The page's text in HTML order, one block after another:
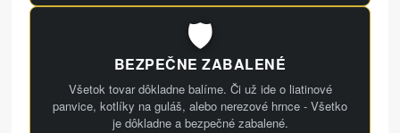
🛡️
BEZPEČNE ZABALENÉ
Všetok tovar dôkladne balíme. Či už ide o liatinové
panvice, kotlíky na guláš, alebo nerezové hrnce - Všetko
je dôkladne a bezpečné zabalené.